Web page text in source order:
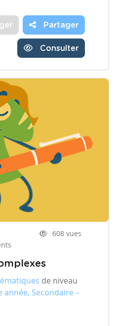
Partager
Consulter
608 vues
de niveau
année, Secondaire –